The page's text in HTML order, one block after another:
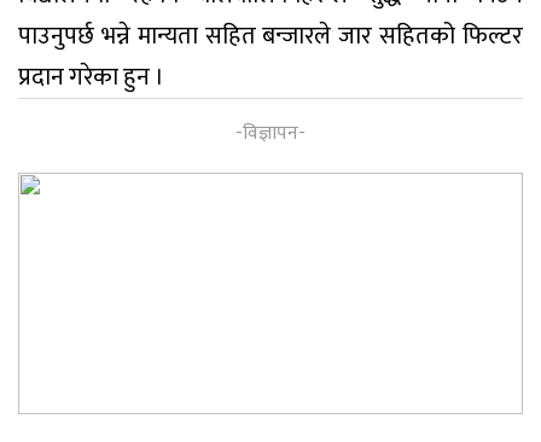
पाउनुपर्छ भन्ने मान्यता सहित बन्जारले जार सहितको फिल्टर
प्रदान गरेका हुन ।